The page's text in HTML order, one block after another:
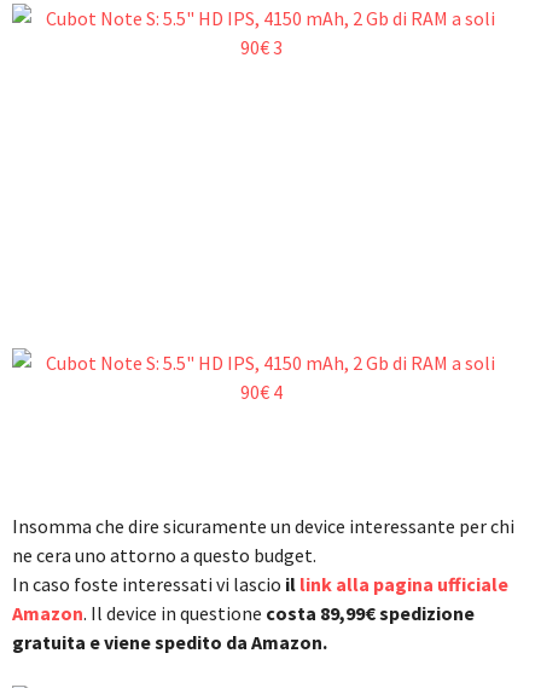
Insomma che dire sicuramente un device interessante per chi
ne cera uno attorno a questo budget.
In caso foste interessati vi lascio il link alla pagina ufficiale
Amazon. Il device in questione costa 89,99€ spedizione
gratuita e viene spedito da Amazon.